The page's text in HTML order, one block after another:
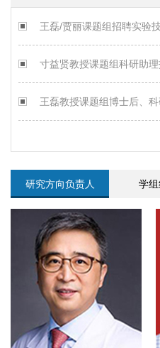
王磊/贾丽课题组招聘实验
寸益贤教授课题组科研助
王磊教授课题组博士后、
研究方向负责人 学